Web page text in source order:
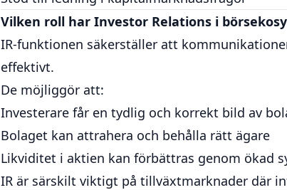
Vilken roll har Investor Relations i
IR-funktionen säkerställer att
effektivt.
De möjliggör att:
Investerare får en tydlig och korrekt bild av
Bolaget kan attrahera och behålla rätt ägare
Likviditet i aktien kan förbättras genom ökad
IR är särskilt viktigt på tillväxtmarknader där